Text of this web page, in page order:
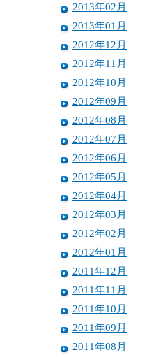
2013年02月
2013年01月
2012年12月
2012年11月
2012年10月
2012年09月
2012年08月
2012年07月
2012年06月
2012年05月
2012年04月
2012年03月
2012年02月
2012年01月
2011年12月
2011年11月
2011年10月
2011年09月
2011年08月